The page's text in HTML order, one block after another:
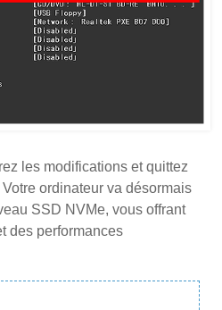
les modifications et quittez
ordinateur va désormais
SSD NVMe, vous offrant
des performances